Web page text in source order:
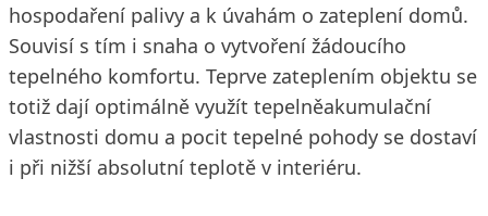
hospodaření palivy a k úvahám o zateplení domů.
Souvisí s tím i snaha o vytvoření žádoucího
tepelného komfortu. Teprve zateplením objektu se
totiž dají optimálně využít tepelněakumulační
vlastnosti domu a pocit tepelné pohody se dostaví
i při nižší absolutní teplotě v interiéru.